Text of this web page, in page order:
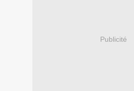
Publicité